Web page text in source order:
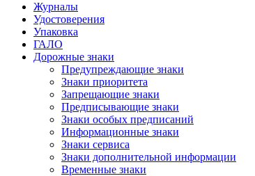
Журналы
Удостоверения
Упаковка
ГАЛО
Дорожные знаки
Предупреждающие знаки
Знаки приоритета
Запрещающие знаки
Предписывающие знаки
Знаки особых предписаний
Информационные знаки
Знаки сервиса
Знаки дополнительной информации
Временные знаки